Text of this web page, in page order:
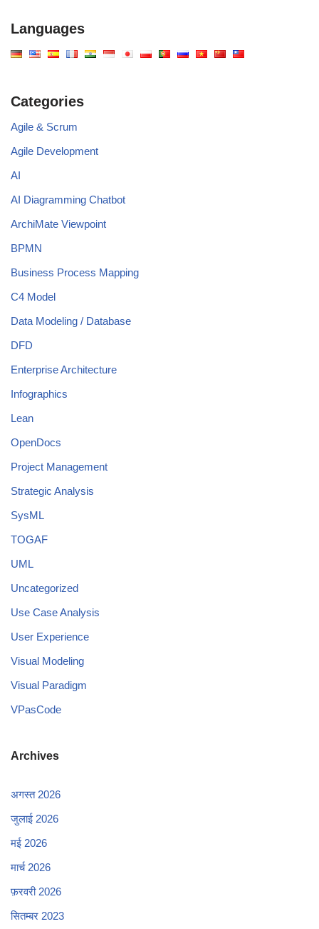
Languages
Categories
Agile & Scrum
Agile Development
AI
AI Diagramming Chatbot
ArchiMate Viewpoint
BPMN
Business Process Mapping
C4 Model
Data Modeling / Database
DFD
Enterprise Architecture
Infographics
Lean
OpenDocs
Project Management
Strategic Analysis
SysML
TOGAF
UML
Uncategorized
Use Case Analysis
User Experience
Visual Modeling
Visual Paradigm
VPasCode
Archives
अगस्त 2026
जुलाई 2026
मई 2026
मार्च 2026
फ़रवरी 2026
सितम्बर 2023